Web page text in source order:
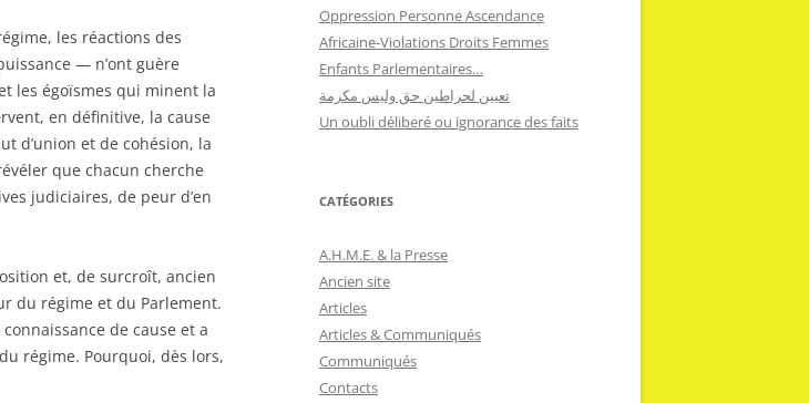
les réactions des
— n’ont guère
les égoïsmes qui minent la
en définitive, la cause
d’union et de cohésion, la
que chacun cherche
judiciaires, de peur d’en
et, de surcroît, ancien
du régime et du Parlement.
de cause et a
régime. Pourquoi, dès lors,
Oppression Personne Ascendance
Africaine-Violations Droits Femmes
Enfants Parlementaires…
تعيين لحراطين حق وليس مكرمة
Un oubli déliberé ou ignorance des faits
CATÉGORIES
A.H.M.E. & la Presse
Ancien site
Articles
Articles & Communiqués
Communiqués
Contacts